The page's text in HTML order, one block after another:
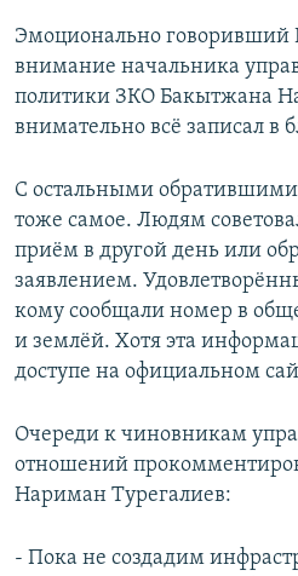
Эмоционально говоривший
внимание начальника
политики ЗКО Бакытжана
внимательно всё записал в
С остальными
тоже самое. Людям
приём в другой день или
заявлением.
кому сообщали номер в
и землёй. Хотя эта
доступе на официальном
Очереди к чиновникам
отношений
Нариман Турегалиев:
- Пока не создадим